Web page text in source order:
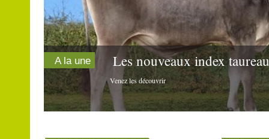
A la une Les nouveaux index
Venez les découvrir